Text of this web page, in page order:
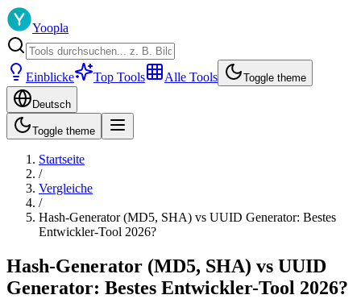
Yoopla
Einblicke Top Tools Alle Tools Toggle theme
Deutsch
Toggle theme
Startseite
/
Vergleiche
/
Hash-Generator (MD5, SHA) vs UUID Generator: Bestes
Entwickler-Tool 2026?
Hash-Generator (MD5, SHA) vs UUID
Generator: Bestes Entwickler-Tool 2026?